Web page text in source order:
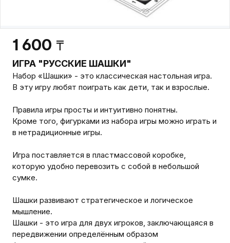
1 600 ₸
ИГРА "РУССКИЕ ШАШКИ"
Набор «Шашки» - это классическая настольная игра.
В эту игру любят поиграть как дети, так и взрослые.
Правила игры просты и интуитивно понятны.
Кроме того, фигурками из набора игры можно играть и
в нетрадиционные игры.
Игра поставляется в пластмассовой коробке,
которую удобно перевозить с собой в небольшой
сумке.
Шашки развивают стратегическое и логическое
мышление.
Шашки - это игра для двух игроков, заключающаяся в
передвижении определённым образом